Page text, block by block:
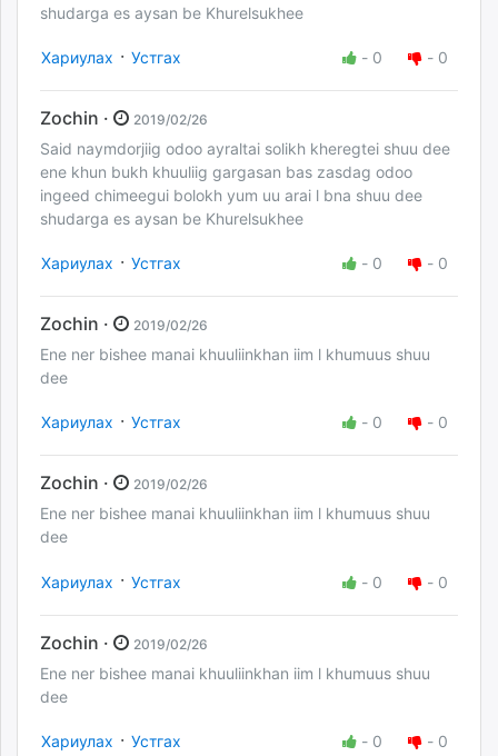
shudarga es aysan be Khurelsukhee
Хариулах · Устгах - 0 - 0
Zochin · 2019/02/26
Said naymdorjiig odoo ayraltai solikh kheregtei shuu dee
ene khun bukh khuuliig gargasan bas zasdag odoo
ingeed chimeegui bolokh yum uu arai l bna shuu dee
shudarga es aysan be Khurelsukhee
Хариулах · Устгах - 0 - 0
Zochin · 2019/02/26
Ene ner bishee manai khuuliinkhan iim l khumuus shuu
dee
Хариулах · Устгах - 0 - 0
Zochin · 2019/02/26
Ene ner bishee manai khuuliinkhan iim l khumuus shuu
dee
Хариулах · Устгах - 0 - 0
Zochin · 2019/02/26
Ene ner bishee manai khuuliinkhan iim l khumuus shuu
dee
Хариулах · Устгах - 0 - 0